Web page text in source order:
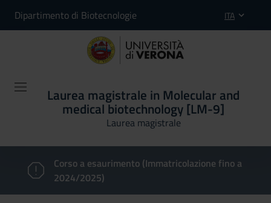
Dipartimento di Biotecnologie ITA
Laurea magistrale in Molecular and
medical biotechnology [LM-9]
Laurea magistrale
Corso a esaurimento (Immatricolazione fino a
2024/2025)